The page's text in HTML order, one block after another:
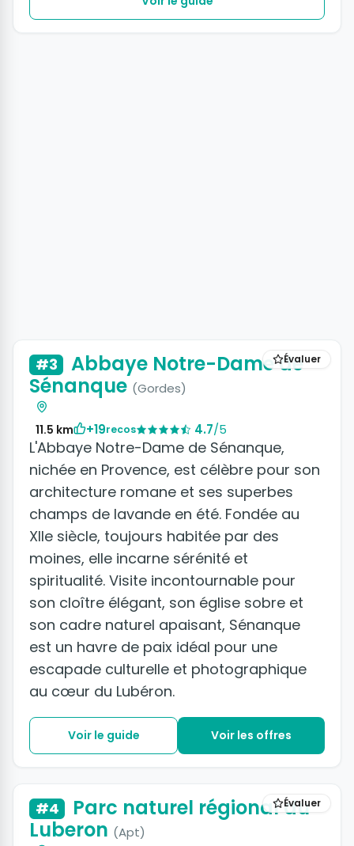
Évaluer
#3
Abbaye Notre-Dame de
Sénanque (Gordes)
11.5 km +19recos 4.7/5
L'Abbaye Notre-Dame de Sénanque,
nichée en Provence, est célèbre pour son
architecture romane et ses superbes
champs de lavande en été. Fondée au
XIIe siècle, toujours habitée par des
moines, elle incarne sérénité et
spiritualité. Visite incontournable pour
son cloître élégant, son église sobre et
son cadre naturel apaisant, Sénanque
est un havre de paix idéal pour une
escapade culturelle et photographique
au cœur du Lubéron.
Voir le guide Voir les offres
Évaluer
#4
Parc naturel régional du
Luberon (Apt)